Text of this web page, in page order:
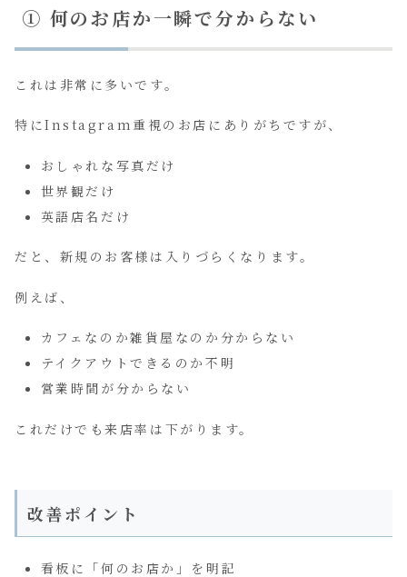
① 何のお店か一瞬で分からない
これは非常に多いです。
特にInstagram重視のお店にありがちですが、
おしゃれな写真だけ
世界観だけ
英語店名だけ
だと、新規のお客様は入りづらくなります。
例えば、
カフェなのか雑貨屋なのか分からない
テイクアウトできるのか不明
営業時間が分からない
これだけでも来店率は下がります。
改善ポイント
看板に「何のお店か」を明記